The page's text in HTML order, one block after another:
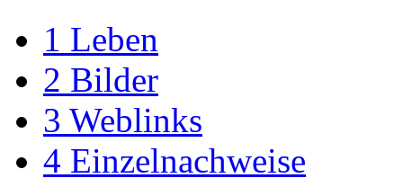
1 Leben
2 Bilder
3 Weblinks
4 Einzelnachweise